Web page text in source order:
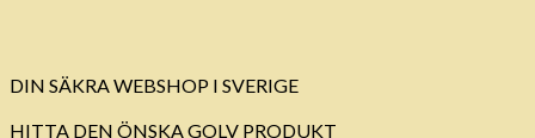
DIN SÄKRA WEBSHOP I SVERIGE
HITTA DEN ÖNSKA GOLV PRODUKT